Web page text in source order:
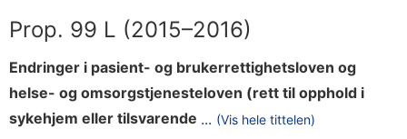
Prop. 99 L (2015–2016)
Endringer i pasient- og brukerrettighetsloven og
helse- og omsorgstjenesteloven (rett til opphold i
sykehjem eller tilsvarende ... (Vis hele tittelen)